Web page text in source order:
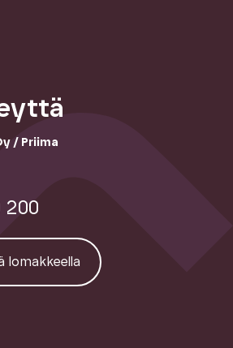
/ Priima
200
lomakkeella